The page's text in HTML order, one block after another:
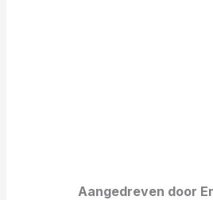
Aangedreven door